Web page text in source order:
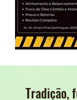
Tradição,